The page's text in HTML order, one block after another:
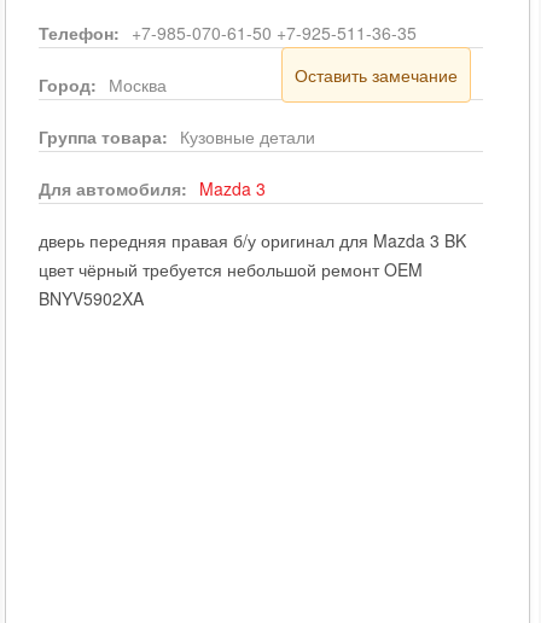
Телефон: +7-985-070-61-50 +7-925-511-36-35
Оставить замечание
Город: Москва
Группа товара: Кузовные детали
Для автомобиля: Mazda 3
дверь передняя правая б/у оригинал для Mazda 3 BK
цвет чёрный требуется небольшой ремонт OEM
BNYV5902XA